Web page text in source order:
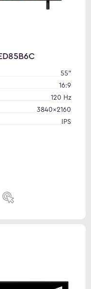
55"
16:9
120 Hz
3840×2160
IPS